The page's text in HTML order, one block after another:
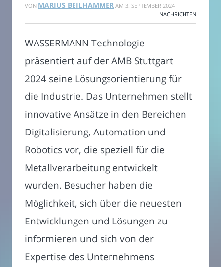
VON MARIUS BEILHAMMER AM 3. SEPTEMBER 2024
NACHRICHTEN
WASSERMANN Technologie
präsentiert auf der AMB Stuttgart
2024 seine Lösungsorientierung für
die Industrie. Das Unternehmen stellt
innovative Ansätze in den Bereichen
Digitalisierung, Automation und
Robotics vor, die speziell für die
Metallverarbeitung entwickelt
wurden. Besucher haben die
Möglichkeit, sich über die neuesten
Entwicklungen und Lösungen zu
informieren und sich von der
Expertise des Unternehmens